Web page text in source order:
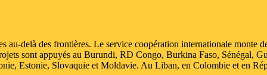
delà des frontières. Le service coopération internationale monte
sont appuyés au Burundi, RD Congo, Burkina Faso, Sénégal,
Estonie, Slovaquie et Moldavie. Au Liban, en Colombie et en